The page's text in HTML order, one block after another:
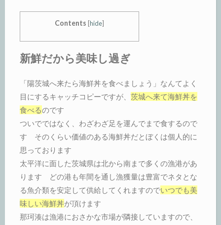
Contents [hide]
新鮮だから美味し過ぎ
「陽茨城へ来たら海鮮丼を食べましょう」なんてよく
目にするキャッチコピーですが、 茨城へ来て海鮮丼を
食べるのです
ついでではなく、わざわざ足を運んでまで食するので
す そのくらい価値のある海鮮丼だとぼくは個人的に
思っております
太平洋に面した茨城県は北から南まで多くの漁港があ
ります どの港も年間を通し漁獲量は豊富でネタとな
る魚介類を安定して供給してくれますのでいつでも美
味しい海鮮丼が頂けます
那珂湊は漁港におさかな市場が隣接していますので、